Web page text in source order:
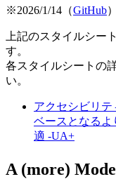
※2026/1/14（GitHub）
上記のスタイルシー
す。
各スタイルシートの
い。
アクセシビリテ
ベースとなる
適 -UA+
A (more)